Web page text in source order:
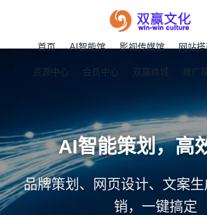
首页 AI智能馆 影视传媒馆 网站搭
资源中心 会员中心 双赢商城 推广
AI智能策划，高
品牌策划、网页设计、文案
销，一键搞定